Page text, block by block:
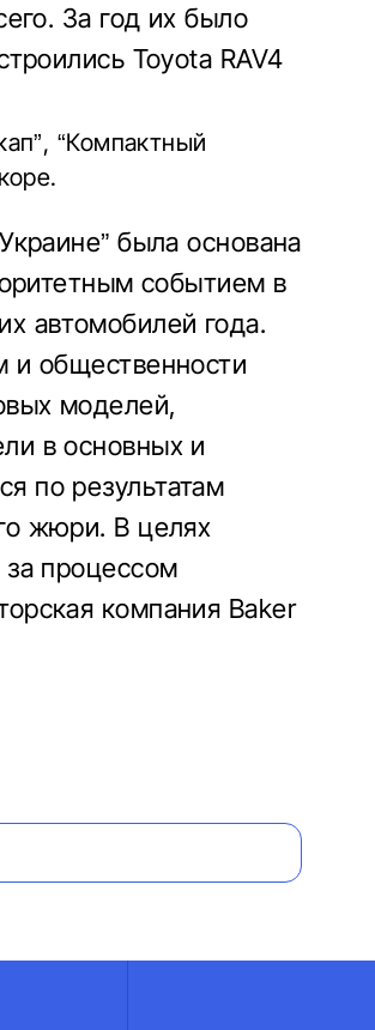
За год их было
Toyota RAV4
“Компактный
была основана
событием в
автомобилей года.
и общественности
моделей,
в основных и
по результатам
жюри. В целях
за процессом
компания Baker